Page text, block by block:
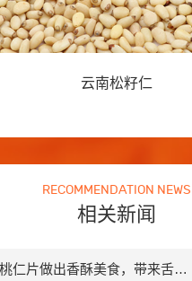
云南松籽仁
RECOMMENDATION NEWS
相关新闻
仁片做出香酥美食，带来舌尖